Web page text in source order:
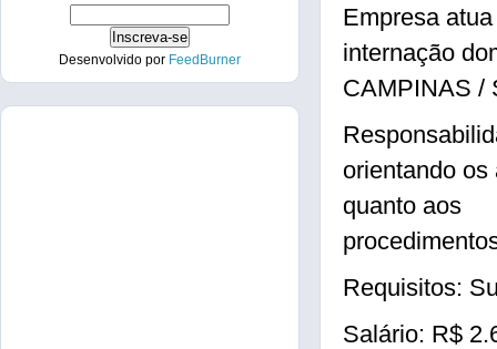
Empresa
internação
CAMPINAS /
orientando
quanto aos
Requisitos:
Salário: R$
Desenvolvido por FeedBurner